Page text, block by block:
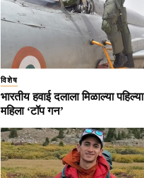
विशेष
भारतीय हवाई दलाला मिळाल्या पहिल्या
महिला ‘टॉप गन’